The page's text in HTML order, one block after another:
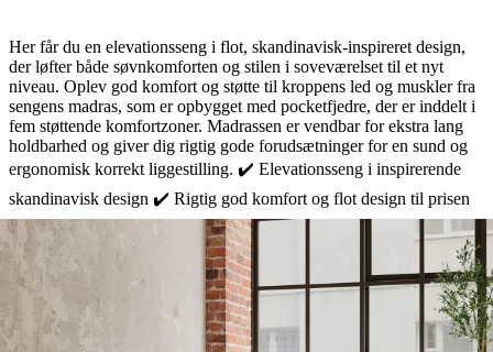
Her får du en elevationsseng i flot, skandinavisk-inspireret design,
der løfter både søvnkomforten og stilen i soveværelset til et nyt
niveau. Oplev god komfort og støtte til kroppens led og muskler fra
sengens madras, som er opbygget med pocketfjedre, der er inddelt i
fem støttende komfortzoner. Madrassen er vendbar for ekstra lang
holdbarhed og giver dig rigtig gode forudsætninger for en sund og
ergonomisk korrekt liggestilling. ✔️ Elevationsseng i inspirerende
skandinavisk design ✔️ Rigtig god komfort og flot design til prisen
✔️ Danskproduceret med lang holdbarhe Elevationssengen er
udstyret med en lydsvag kvalitetsmotor fra tyske Okin, der nemt
styres med den trådløse fjernbetjening, som medfølger. Hæv og
sænk nemt hver side uafhængigt, og justér både hoved- og fodende,
så du altid finder den rigtige stilling, der passer dig bedst. Øverst
vælger du selv din foretrukne komfort ved at vælge en af de tre